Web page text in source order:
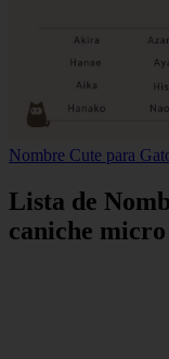
Nombre Cute para
Lista de
caniche